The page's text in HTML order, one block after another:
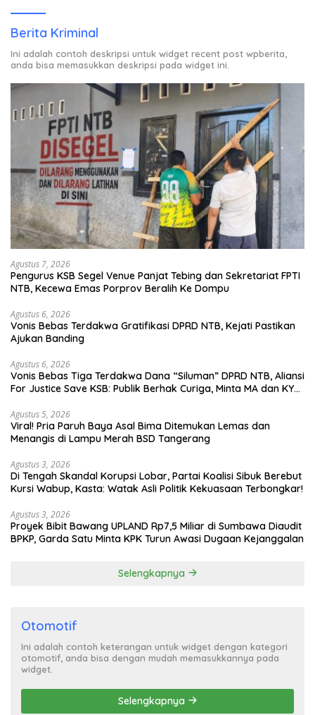
Berita Kriminal
Ini adalah contoh deskripsi untuk widget recent post wpberita,
anda bisa memasukkan deskripsi pada widget ini.
Agustus 7, 2026
Pengurus KSB Segel Venue Panjat Tebing dan Sekretariat FPTI
NTB, Kecewa Emas Porprov Beralih Ke Dompu
Agustus 6, 2026
Vonis Bebas Terdakwa Gratifikasi DPRD NTB, Kejati Pastikan
Ajukan Banding
Agustus 6, 2026
Vonis Bebas Tiga Terdakwa Dana “Siluman” DPRD NTB, Aliansi
For Justice Save KSB: Publik Berhak Curiga, Minta MA dan KY
Agustus 5, 2026
Viral! Pria Paruh Baya Asal Bima Ditemukan Lemas dan
Menangis di Lampu Merah BSD Tangerang
Agustus 3, 2026
Di Tengah Skandal Korupsi Lobar, Partai Koalisi Sibuk Berebut
Kursi Wabup, Kasta: Watak Asli Politik Kekuasaan Terbongkar!
Agustus 3, 2026
Proyek Bibit Bawang UPLAND Rp7,5 Miliar di Sumbawa Diaudit
BPKP, Garda Satu Minta KPK Turun Awasi Dugaan Kejanggalan
Selengkapnya
Otomotif
Ini adalah contoh keterangan untuk widget dengan kategori
otomotif, anda bisa dengan mudah memasukkannya pada
widget.
Selengkapnya